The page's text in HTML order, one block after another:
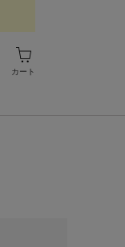
カート